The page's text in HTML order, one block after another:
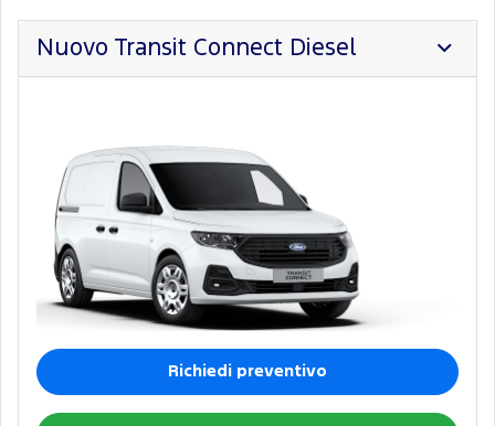
Nuovo Transit Connect Diesel
Richiedi preventivo